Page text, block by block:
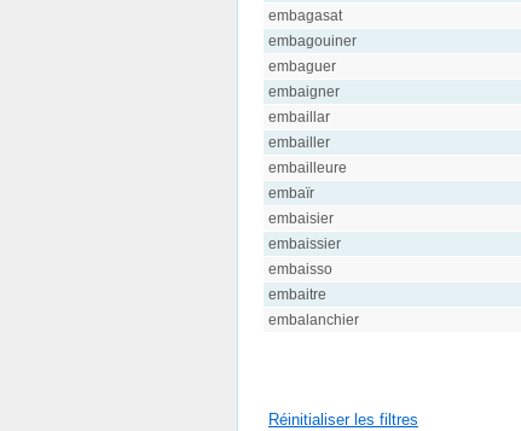
embagasat
embagouiner
embaguer
embaigner
embaillar
embailler
embailleure
embaïr
embaisier
embaissier
embaisso
embaitre
embalanchier
Réinitialiser les filtres